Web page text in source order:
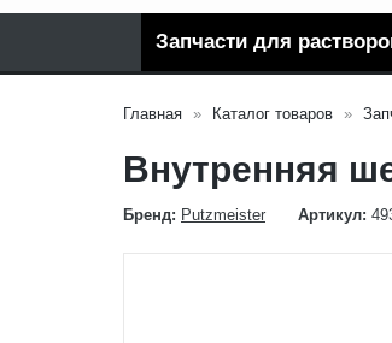
Запчасти для
Главная Каталог товаров
Внутренняя
Бренд: Putzmeister Артикул: